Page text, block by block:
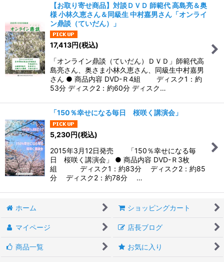
【お取り寄せ商品】対談ＤＶＤ 師範代 高島亮＆奥
様 小林久恵さん＆同級生 中村嘉男さん「オンライ
ン鼎談（ていだん）」
17,413円(税込)
「オンライン鼎談（ていだん）ＤＶＤ」師範代高
島亮さん、奥さま小林久恵さん、同級生中村嘉男
さん ● 商品内容 DVD-Ｒ4組 ディスク1：約
53分 ディスク2：約60分 ディスク…
「150％幸せになる毎日 桜咲く講演会」
5,230円(税込)
2015年3月12日発売 「150％幸せになる毎
日 桜咲く講演会」 ● 商品内容 DVD-Ｒ3枚
組 ディスク1：約83分 ディスク2：約85
分 ディスク2：約78分 …
ホーム ショッピングカート
マイページ 店長ブログ
商品一覧 お気に入り